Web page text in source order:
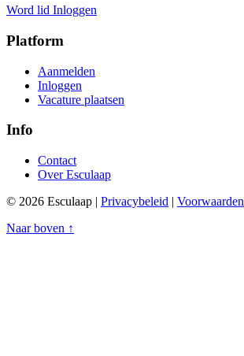
Word lid Inloggen
Platform
Aanmelden
Inloggen
Vacature plaatsen
Info
Contact
Over Esculaap
© 2026 Esculaap | Privacybeleid | Voorwaarden
Naar boven ↑